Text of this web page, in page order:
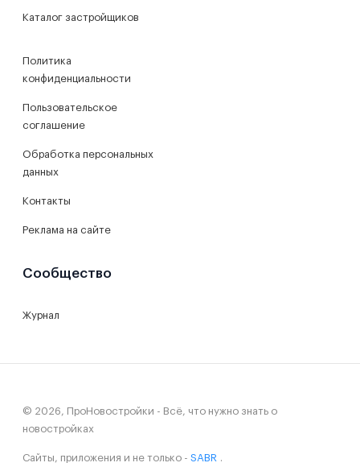
Каталог застройщиков
Политика
конфиденциальности
Пользовательское
соглашение
Обработка персональных
данных
Контакты
Реклама на сайте
Сообщество
Журнал
© 2026, ПроНовостройки - Всё, что нужно знать о
новостройках
Сайты, приложения и не только - SABR